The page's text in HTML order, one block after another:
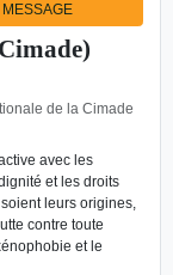
MESSAGE
de la Cimade
avec les
et les droits
leurs origines,
contre toute
et le